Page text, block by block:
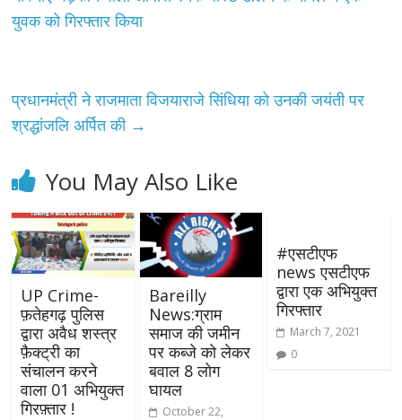
युवक को गिरफ्तार किया
प्रधानमंत्री ने राजमाता विजयाराजे सिंधिया को उनकी जयंती पर
श्रद्धांजलि अर्पित की →
You May Also Like
UP Crime-
फ़तेहगढ़ पुलिस
द्वारा अवैध शस्त्र
फ़ैक्ट्री का
संचालन करने
वाला 01 अभियुक्त
गिरफ़्तार !
Bareilly
News:ग्राम
समाज की जमीन
पर कब्जे को लेकर
बवाल 8 लोग
घायल
October 22,
#एसटीएफ​
news एसटीएफ
द्वारा एक अभियुक्त
गिरफ्तार
March 7, 2021
0